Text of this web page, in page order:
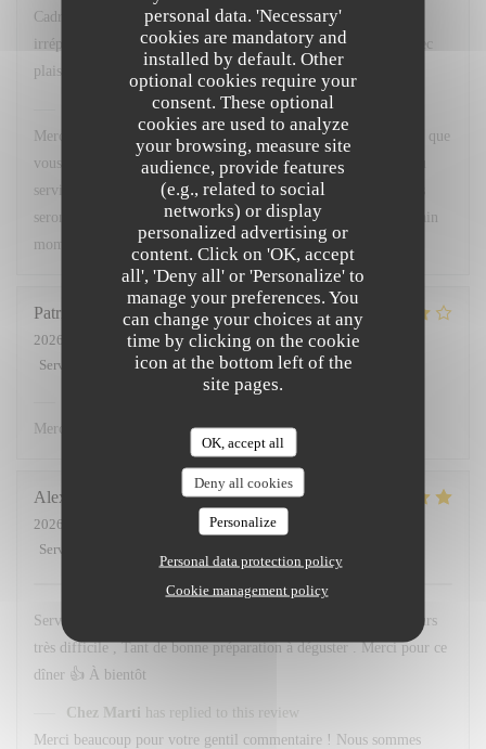
personal data. 'Necessary'
cookies are mandatory and
installed by default. Other
optional cookies require your
consent. These optional
cookies are used to analyze
your browsing, measure site
audience, provide features
(e.g., related to social
networks) or display
personalized advertising or
content. Click on 'OK, accept
all', 'Deny all' or 'Personalize' to
manage your preferences. You
can change your choices at any
time by clicking on the cookie
icon at the bottom left of the
site pages.
OK, accept all
Deny all cookies
Personalize
Personal data protection policy
Cookie management policy
Cadre agréable, excellente cuisine avec un service
irréprochable...que demander de plus ? Nous y retournerons avec
plaisir.
has replied to this review
Merci beaucoup pour votre superbe retour ! Nous sommes ravis que
vous ayez apprécié le cadre, notre cuisine ainsi que la qualité du
service. Votre satisfaction est notre plus belle récompense. Nous
serons très heureux de vous accueillir à nouveau pour un prochain
moment gourmand. À très bientôt !
Patricia
2026-07-02
- 12:00 - Guests 3
Service
Ambiance: 4/5 Food: 4/5 Value: 4/5
Merci.
Alexandre
2026-07-01
Service
Service et personnel au top . Quand au menu le choix est toujours
très difficile , Tant de bonne préparation à déguster . Merci pour ce
dîner 👍 À bientôt
Chez Marti
has replied to this review
Merci beaucoup pour votre gentil commentaire ! Nous sommes